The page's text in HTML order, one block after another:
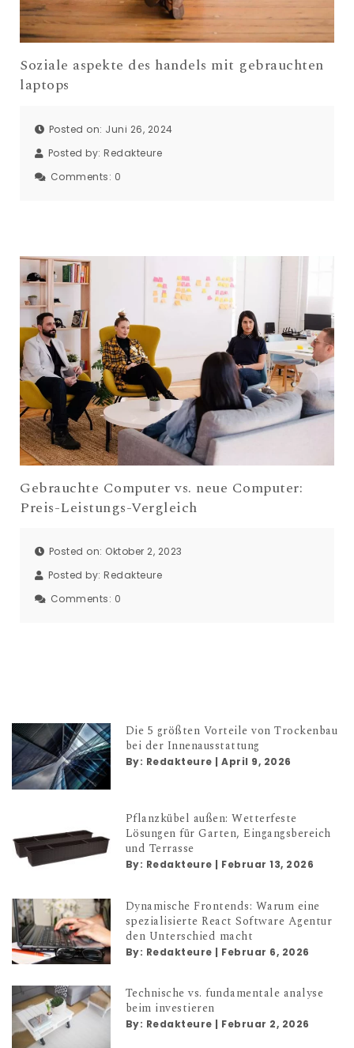
Soziale aspekte des handels mit gebrauchten
laptops
Posted on: Juni 26, 2024
Posted by: Redakteure
Comments: 0
Gebrauchte Computer vs. neue Computer:
Preis-Leistungs-Vergleich
Posted on: Oktober 2, 2023
Posted by: Redakteure
Comments: 0
Die 5 größten Vorteile von Trockenbau
bei der Innenausstattung
By: Redakteure |April 9, 2026
Pflanzkübel außen: Wetterfeste
Lösungen für Garten, Eingangsbereich
und Terrasse
By: Redakteure | Februar 13, 2026
Dynamische Frontends: Warum eine
spezialisierte React Software Agentur
den Unterschied macht
By: Redakteure | Februar 6, 2026
Technische vs. fundamentale analyse
beim investieren
By: Redakteure | Februar 2, 2026